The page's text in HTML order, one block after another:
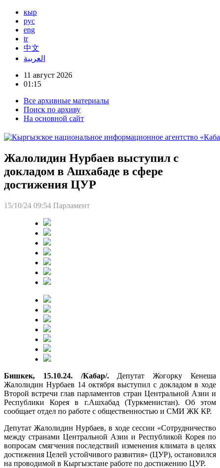
кыр
рус
eng
tr
中文
العربية
11 август 2026
01:15
Все архивные материалы
Поиск по архиву
На основной сайт
Жалолидин Нурбаев выступил с
докладом в Ашхабаде в сфере
достижения ЦУР
15/10/24 09:54 Парламент
Бишкек, 15.10.24. /Кабар/.Депутат Жогорку Кенеша
Жалолидин Нурбаев 14 октября выступил с докладом в ходе
Второй встречи глав парламентов стран Центральной Азии и
Республики Корея в г.Ашхабад (Туркменистан). Об этом
сообщает отдел по работе с общественностью и СМИ ЖК КР.
Депутат Жалолидин Нурбаев, в ходе сессии «Сотрудничество
между странами Центральной Азии и Республикой Корея по
вопросам смягчения последствий изменения климата в целях
достижения Целей устойчивого развития» (ЦУР), остановился
на проводимой в Кыргызстане работе по достижению ЦУР.